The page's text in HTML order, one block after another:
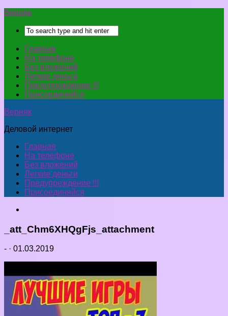
Верняк
Главная
На телефоне
Без вложений
Легкие деньги
Предупреждение !!!
Присоединяйся
Верняк
Деловой интернет
Главная
На телефоне
Без вложений
Легкие деньги
Предупреждение !!!
Присоединяйся
_att_Chm6XHQgFjs_attachment
- · 01.03.2019